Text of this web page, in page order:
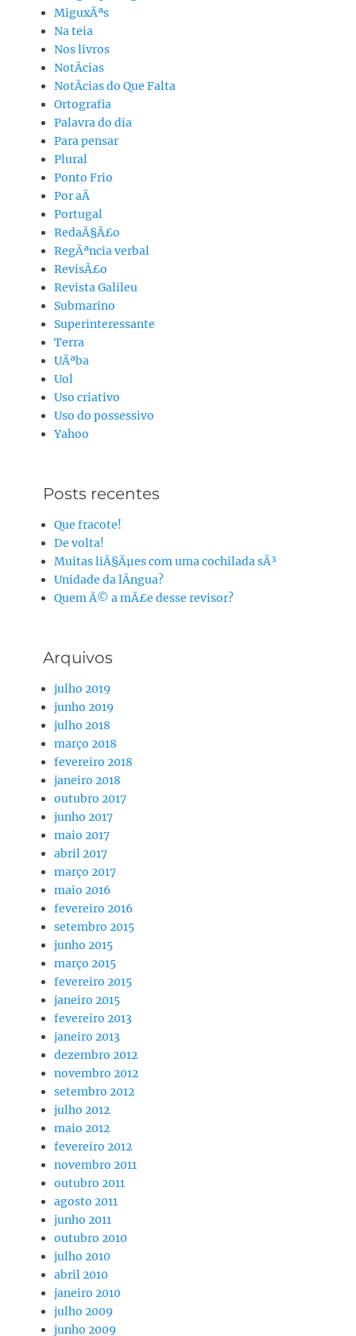
MiguxÃªs
Na teia
Nos livros
NotÃ­cias
NotÃ­cias do Que Falta
Ortografia
Palavra do dia
Para pensar
Plural
Ponto Frio
Por aÃ­
Portugal
RedaÃ§Ã£o
RegÃªncia verbal
RevisÃ£o
Revista Galileu
Submarino
Superinteressante
Terra
UÃªba
Uol
Uso criativo
Uso do possessivo
Yahoo
Posts recentes
Que fracote!
De volta!
Muitas liÃ§Ãµes com uma cochilada sÃ³
Unidade da lÃ­ngua?
Quem Ã© a mÃ£e desse revisor?
Arquivos
julho 2019
junho 2019
julho 2018
março 2018
fevereiro 2018
janeiro 2018
outubro 2017
junho 2017
maio 2017
abril 2017
março 2017
maio 2016
fevereiro 2016
setembro 2015
junho 2015
março 2015
fevereiro 2015
janeiro 2015
fevereiro 2013
janeiro 2013
dezembro 2012
novembro 2012
setembro 2012
julho 2012
maio 2012
fevereiro 2012
novembro 2011
outubro 2011
agosto 2011
junho 2011
outubro 2010
julho 2010
abril 2010
janeiro 2010
julho 2009
junho 2009